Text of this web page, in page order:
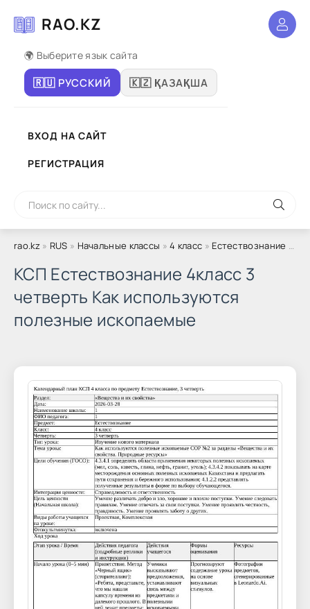
RAO.KZ
🌍 Выберите язык сайта
🇷🇺 РУССКИЙ 🇰🇿 ҚАЗАҚША
ВХОД НА САЙТ
РЕГИСТРАЦИЯ
rao.kz» RUS » Начальные классы »4 класс » Естествознание
КСП Естествознание 4класс 3
четверть Как используются
полезные ископаемые